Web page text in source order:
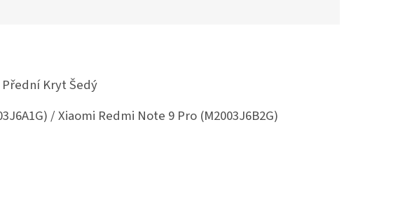
Přední Kryt Šedý
/ Xiaomi Redmi Note 9 Pro (M2003J6B2G)